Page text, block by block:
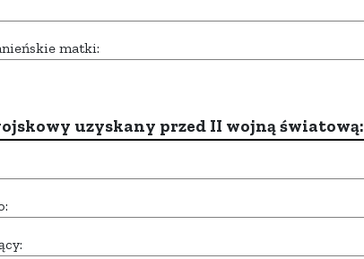
matki:
uzyskany przed II wojną światową: